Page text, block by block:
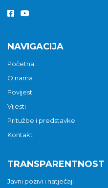
NAVIGACIJA
Početna
O nama
Povijest
Vijesti
Pritužbe i predstavke
Kontakt
TRANSPARENTNOST
Javni pozivi i natječaji